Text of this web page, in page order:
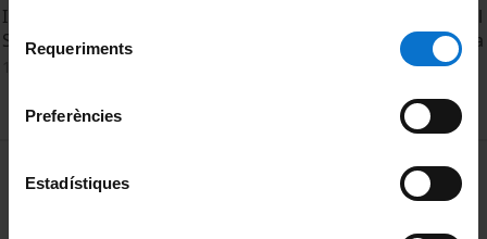
consultar laPolítica de galetes del lloc web de la
de Requeriments
Preferències
Estadístiques
I Jornadas del Consorcio de Bibliotecas Universitarias de El
Salvador (CBUES). Conferencia Inaugural por Lluís Anglada
MENÚ PEU 1
Política de Cookies